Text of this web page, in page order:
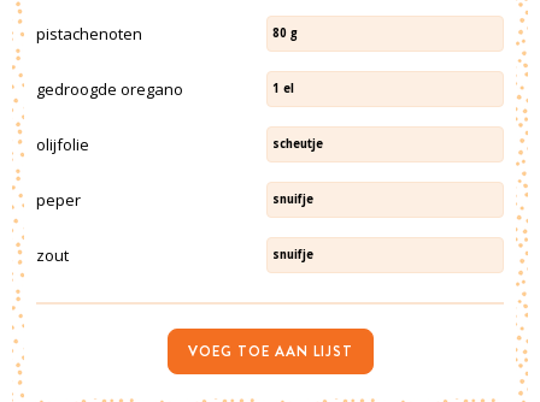
pistachenoten 80 g
gedroogde oregano 1 el
olijfolie scheutje
peper snuifje
zout snuifje
VOEG TOE AAN LIJST